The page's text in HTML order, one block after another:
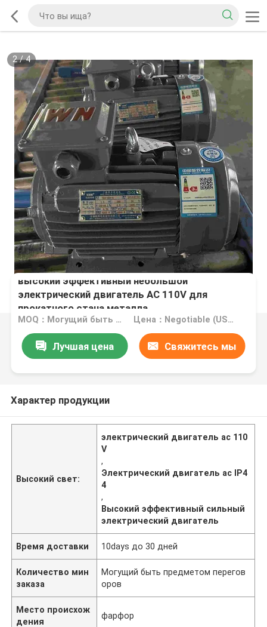
2/4
высокий эффективный небольшой
электрический двигатель AC 110V для
прокатного стана металла
MOQ：Могущий быть предметом переговоров Цена：Negotiable (USD, RMB)
Лучшая цена Свяжитесь мы
Характер продукции
Высокий свет:
электрический двигатель ac 110
V
,
Электрический двигатель ac IP4
4
,
Высокий эффективный сильный
электрический двигатель
Время доставки 10days до 30 дней
Количество мин
заказа
Могущий быть предметом перегов
оров
Место происхож
дения
фарфор